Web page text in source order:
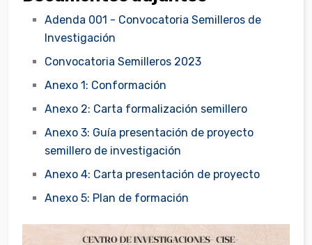
Adenda 001 - Convocatoria Semilleros de
Investigación
Convocatoria Semilleros 2023
Anexo 1: Conformación
Anexo 2: Carta formalización semillero
Anexo 3: Guía presentación de proyecto
semillero de investigación
Anexo 4: Carta presentación de proyecto
Anexo 5: Plan de formación